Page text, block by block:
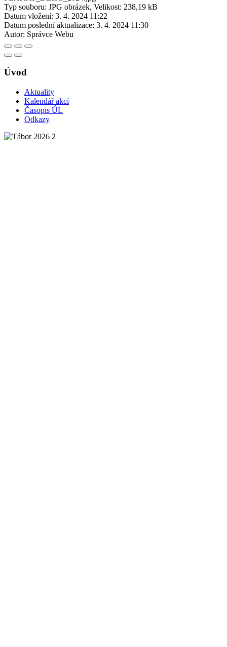
Typ souboru: JPG obrázek, Velikost: 238,19 kB
Datum vložení: 3. 4. 2024 11:22
Datum poslední aktualizace: 3. 4. 2024 11:30
Autor: Správce Webu
Úvod
Aktuality
Kalendář akcí
Časopis ÚL
Odkazy